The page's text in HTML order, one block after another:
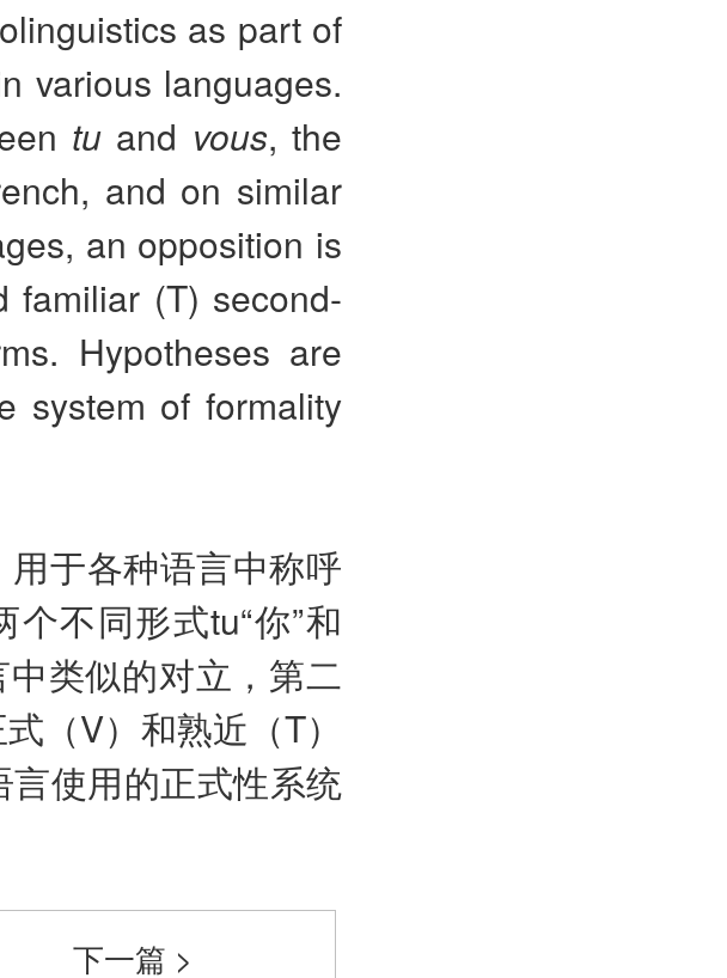
as part of
various languages.
tuand vous, the
and on similar
an opposition is
familiar (T) second-
Hypotheses are
system of formality
于各种语言中称呼
不同形式tu“你”和
类似的对立，第二
（V）和熟近（T）
使用的正式性系统
下一篇 >